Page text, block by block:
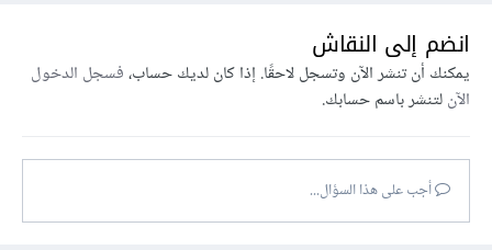
انضم إلى النقاش
يمكنك أن تنشر الآن وتسجل لاحقًا. إذا كان لديك حساب،فسجل الدخول
الآنلتنشر باسم حسابك.
أجب على هذا السؤال...